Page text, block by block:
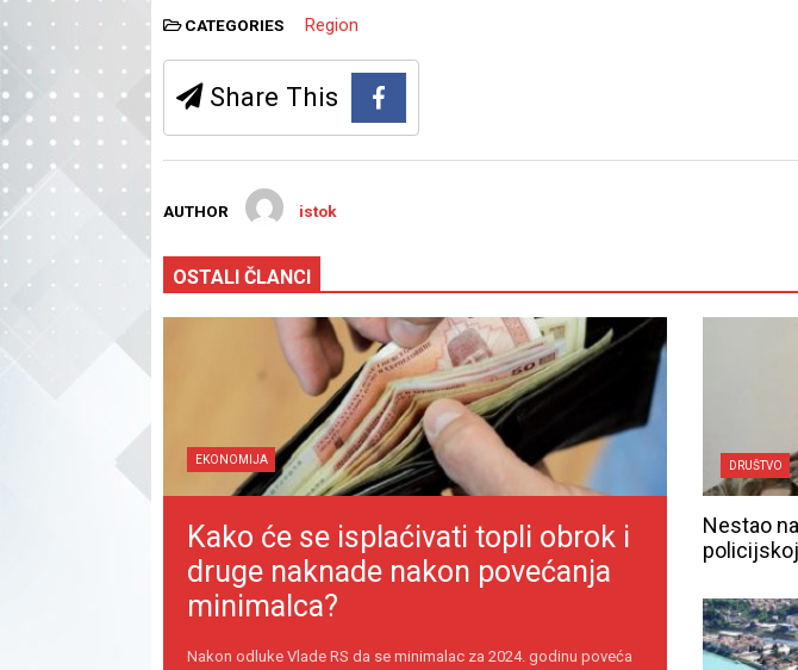
CATEGORIES Region
Share This
AUTHOR istok
OSTALI ČLANCI
EKONOMIJA
Kako će se isplaćivati topli obrok i
druge naknade nakon povećanja
minimalca?
Nakon odluke Vlade RS da se minimalac za 2024. godinu poveća
DRUŠTVO
Nestao